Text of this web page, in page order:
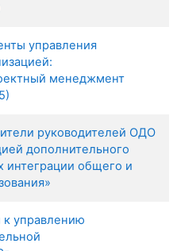
управления
менеджмент
руководителей ОДО
дополнительного
интеграции общего и
управлению